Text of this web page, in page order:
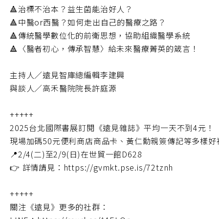
🔺治標不治本？益生菌能治好人？
🔺中醫or西醫？如何走出自己的醫療之路？
🔺傳統醫學數位化的前衛思想，協助組織醫學系統
🔺〈醫者初心，傳承智慧〉給未來醫療菁英的箴言！
主持人／遠見智庫總編輯李建興
與談人／高禾醫院院長許庭源
+++++
2025台北國際書展訂閱《遠見雜誌》平均一天不到4元！
現場加碼50元便利商店商品卡、黃仁勳親簽傳記等多樣好
📍2/4(二)至2/9(日)在世貿一館D628
👉 詳情請見：https://gvmkt.pse.is/72tznh
+++++
關注《遠見》更多的社群：